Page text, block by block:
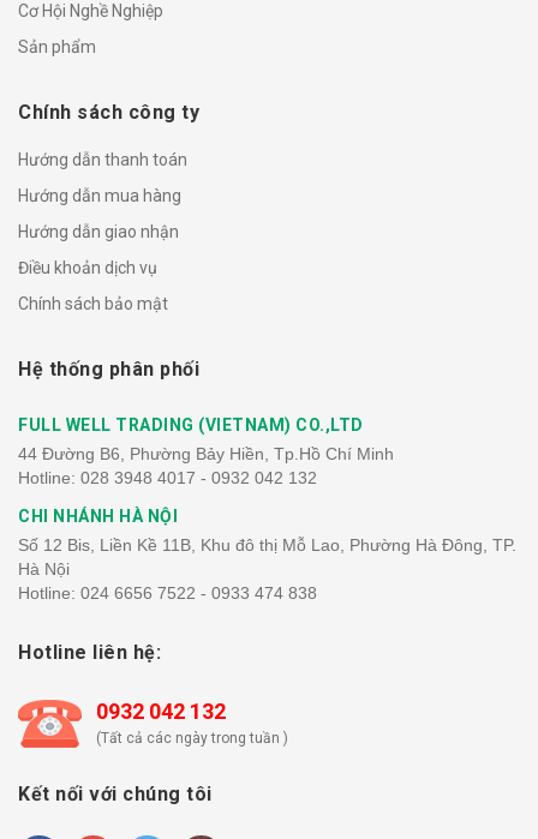
Cơ Hội Nghề Nghiệp
Sản phẩm
Chính sách công ty
Hướng dẫn thanh toán
Hướng dẫn mua hàng
Hướng dẫn giao nhận
Điều khoản dịch vụ
Chính sách bảo mật
Hệ thống phân phối
FULL WELL TRADING (VIETNAM) CO.,LTD
44 Đường B6, Phường Bảy Hiền, Tp.Hồ Chí Minh
Hotline: 028 3948 4017 - 0932 042 132
CHI NHÁNH HÀ NỘI
Số 12 Bis, Liền Kề 11B, Khu đô thị Mỗ Lao, Phường Hà Đông, TP.
Hà Nội
Hotline: 024 6656 7522 - 0933 474 838
Hotline liên hệ:
0932 042 132
(Tất cả các ngày trong tuần )
Kết nối với chúng tôi